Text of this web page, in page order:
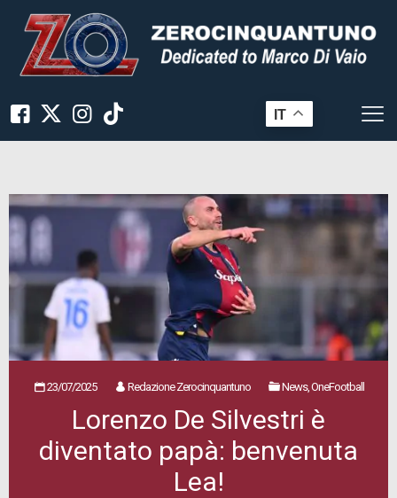
IT
23/07/2025 Redazione Zerocinquantuno News, OneFootball
Lorenzo De Silvestri è
diventato papà: benvenuta
Lea!